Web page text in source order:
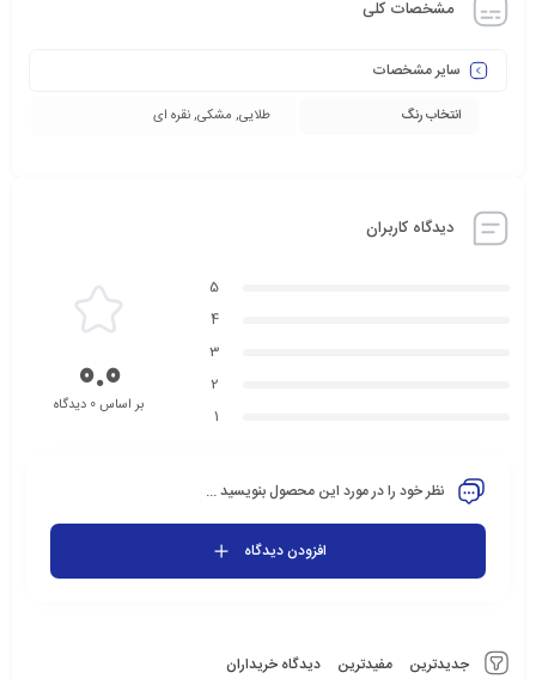
مشخصات کلی
سایر مشخصات
انتخاب رنگ طلایی, مشکی, نقره ای
دیدگاه کاربران
جدیدترین مفیدترین دیدگاه خریداران
5
4
3
2
1
0.0بر اساس 0 دیدگاه
نظر خود را در مورد این محصول بنویسید ...
افزودن دیدگاه